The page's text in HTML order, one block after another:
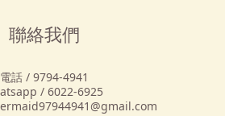
聯絡我們
電話 / 9794-4941
/ 6022-6925